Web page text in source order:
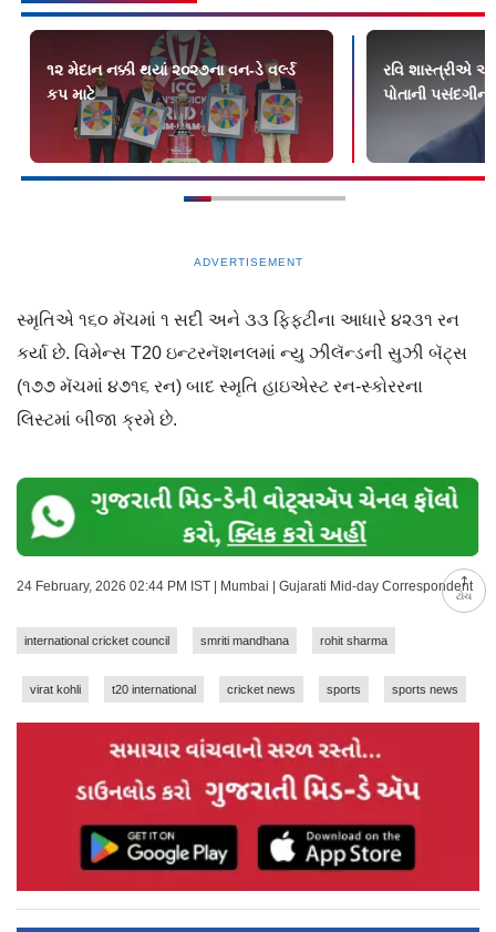
ટોચ
૧૨ મેદાન નક્કી થયાં ૨૦૨૭ના વન-ડે વર્લ્ડ
કપ માટે
રવિ શાસ્ત્રીએ
પોતાની
ADVERTISEMENT
સ્મૃતિએ ૧૬૦ મૅચમાં ૧ સદી અને ૩૩ ફિફ્ટીના આધારે ૪૨૩૧ રન
કર્યા છે. વિમેન્સ T20 ઇન્ટરનૅશનલમાં ન્યુ ઝીલૅન્ડની સુઝી બૅટ્સ
(૧૭૭ મૅચમાં ૪૭૧૬ રન) બાદ સ્મૃતિ હાઇએસ્ટ રન-સ્કોરરના
લિસ્ટમાં બીજા ક્રમે છે.
24 February, 2026 02:44 PM IST | Mumbai | Gujarati Mid-day Correspondent
international cricket council smriti mandhana rohit sharma
virat kohli t20 international cricket news sports sports news